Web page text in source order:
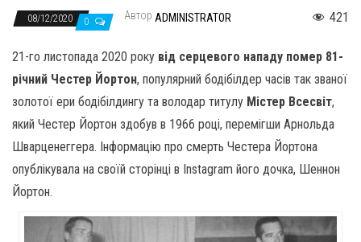
08/12/2020 0 Автор ADMINISTRATOR 421
21-го листопада 2020 року від серцевого нападу помер 81-
річний Честер Йортон, популярний бодібілдер часів так званої
золотої ери бодібілдингу та володар титулу Містер Всесвіт,
який Честер Йортон здобув в 1966 році, перемігши Арнольда
Шварценеггера. Інформацію про смерть Честера Йортона
опублікувала на своїй сторінці в Instagram його дочка, Шеннон
Йортон.